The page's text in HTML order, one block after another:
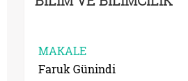
MAKALE
Faruk Günindi